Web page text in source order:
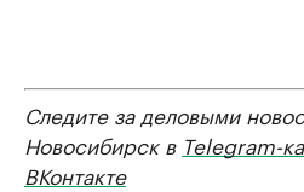
Следите за деловыми
Новосибирск в Telegram-
ВКонтакте